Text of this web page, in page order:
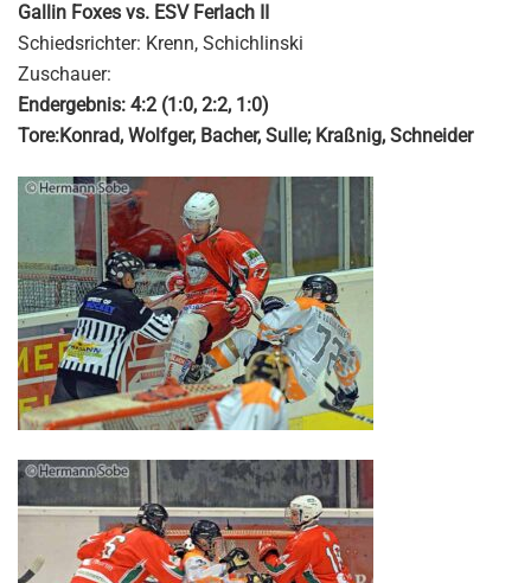
Gallin Foxes vs. ESV Ferlach II
Schiedsrichter: Krenn, Schichlinski
Zuschauer:
Endergebnis: 4:2 (1:0, 2:2, 1:0)
Tore:Konrad, Wolfger, Bacher, Sulle; Kraßnig, Schneider